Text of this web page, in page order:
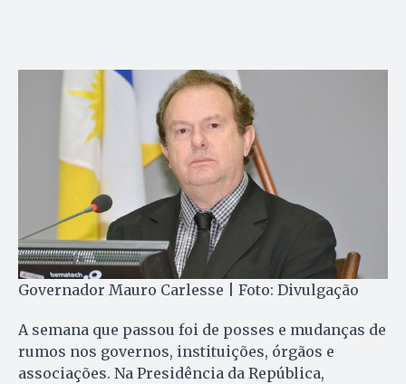
Governador Mauro Carlesse | Foto: Divulgação
A semana que passou foi de posses e mudanças de
rumos nos governos, instituições, órgãos e
associações. Na Presidência da República,